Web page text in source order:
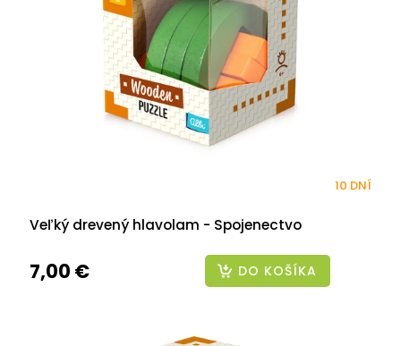
Veľký drevený hlavolam - Spojenectvo
10 DNÍ
7,00 € DO KOŠÍKA